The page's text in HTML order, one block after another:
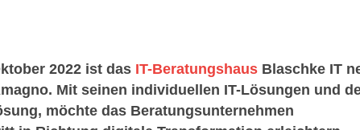
2022 ist das IT-Beratungshaus Blaschke IT
Mit seinen individuellen IT-Lösungen und
möchte das Beratungsunternehmen